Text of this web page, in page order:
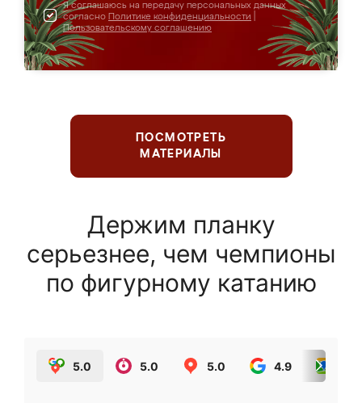
Я соглашаюсь на передачу персональных данных
согласно Политике конфиденциальности
Пользовательскому соглашению
ПОСМОТРЕТЬ
МАТЕРИАЛЫ
Держим планку
серьезнее, чем чемпионы
по фигурному катанию
5.0 5.0 5.0 4.9